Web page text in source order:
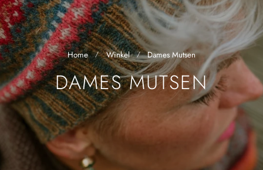
Home Winkel Dames Mutsen
V
E
R
Z
DAMES MUTSEN